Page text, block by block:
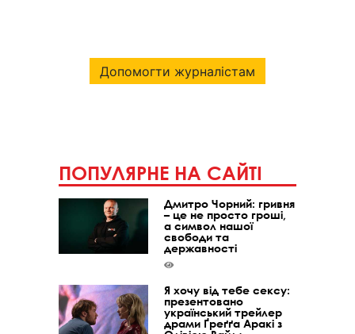
Допомогти журналістам
ПОПУЛЯРНЕ НА САЙТІ
Дмитро Чорний: гривня
– це не просто гроші,
а символ нашої
свободи та
державності
Я хочу від тебе сексу:
презентовано
український трейлер
драми Ґреґґа Аракі з